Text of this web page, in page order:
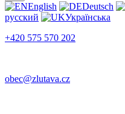
English Deutsch
русский
Українська
+420 575 570 202
obec@zlutava.cz